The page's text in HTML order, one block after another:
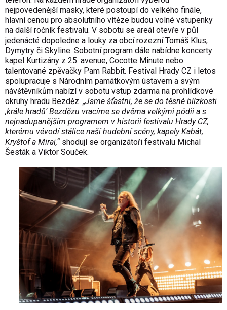
nejpovedenější masky, které postoupí do velkého finále,
hlavní cenou pro absolutního vítěze budou volné vstupenky
na další ročník festivalu. V sobotu se areál otevře v půl
jedenácté dopoledne a louky za obcí rozezní Tomáš Klus,
Dymytry či Skyline. Sobotní program dále nabídne koncerty
kapel Kurtizány z 25. avenue, Cocotte Minute nebo
talentované zpěvačky Pam Rabbit. Festival Hrady CZ i letos
spolupracuje s Národním památkovým ústavem a svým
návštěvníkům nabízí v sobotu vstup zdarma na prohlídkové
okruhy hradu Bezděz. „Jsme šťastni, že se do těsné blízkosti
,krále hradů‘ Bezdězu vracíme se dvěma velkými pódii a s
nejnadupanějším programem v historii festivalu Hrady CZ,
kterému vévodí stálice naší hudební scény, kapely Kabát,
Kryštof a Mirai,“shodují se organizátoři festivalu Michal
Šesták a Viktor Souček.